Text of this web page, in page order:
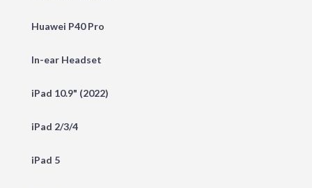
Huawei P40 Pro
In-ear Headset
iPad 10.9" (2022)
iPad 2/3/4
iPad 5